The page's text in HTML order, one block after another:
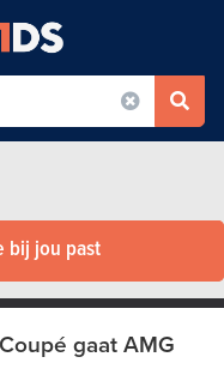
bij jou past
gaat AMG